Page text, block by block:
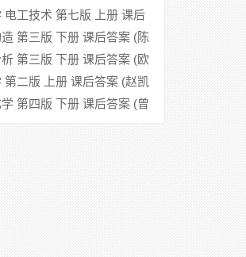
李元旭)
电工技术 第七版 上册 课后
曾煌 姜三勇)
第三版 下册 课后答案 (陈
第三版 下册 课后答案 (欧
朱学炎 金福临 陈传璋 复旦
系)
第二版 上册 课后答案 (赵凯
谋)第四版 下册 课后答案 (曾